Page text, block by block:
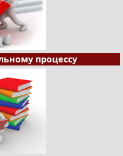
процессу